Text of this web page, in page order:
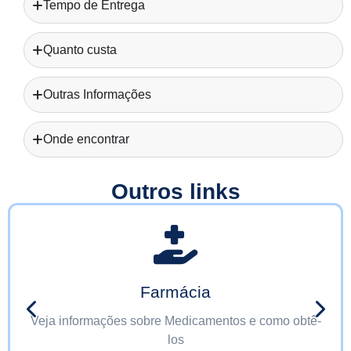
Tempo de Entrega
Quanto custa
Outras Informações
Onde encontrar
Outros links
Farmácia
Veja informações sobre Medicamentos e como obtê-
los